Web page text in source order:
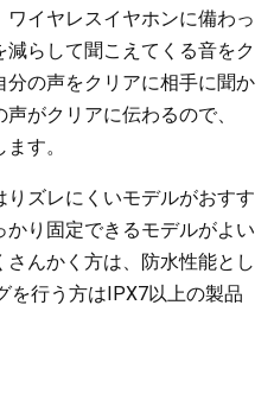
イヤレスイヤホンに備わっ
らして聞こえてくる音をク
分の声をクリアに相手に聞か
がクリアに伝わるので、
す。
ズレにくいモデルがおすす
り固定できるモデルがよい
んかく方は、防水性能とし
を行う方はIPX7以上の製品